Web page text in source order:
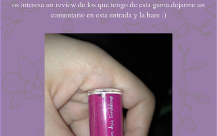
os interesa un review de los que tengo de esta gama,dejarme un
comentario en esta entrada y la hare :)